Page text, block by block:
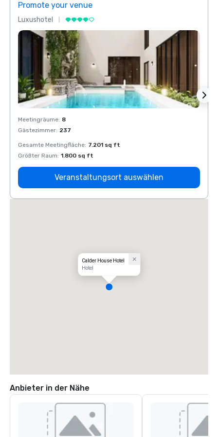
Promote your venue
Luxushotel
Meetingräume: 8
Gästezimmer: 237
Gesamte Meetingfläche: 7.201 sq ft
Größter Raum: 1.800 sq ft
Veranstaltungsort auswählen
Calder House Hotel
Hotel
Anbieter in der Nähe